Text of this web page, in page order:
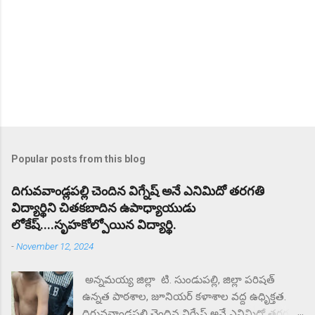
Popular posts from this blog
దిగువవాండ్లపల్లి చెందిన విగ్నేష్ అనే ఎనిమిదో తరగతి
విద్యార్థిని చితకబాదిన ఉపాధ్యాయుడు
లోకేష్....సృహకోల్పోయిన విద్యార్థి.
-November 12, 2024
అన్నమయ్య జిల్లా టి. సుండుపల్లి, జిల్లా పరిషత్
ఉన్నత పాఠశాల, జూనియర్ కళాశాల వద్ద ఉధృిక్తత.